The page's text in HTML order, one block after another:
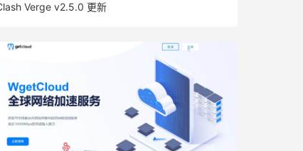
Verge v2.5.0 更新